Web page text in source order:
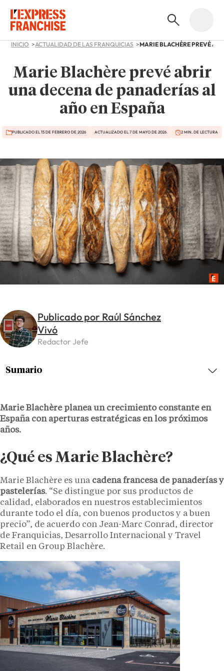
INICIO ACTUALIDAD DE LAS FRANQUICIAS
Marie Blachère prevé abrir
una decena de panaderías al
año en España
PUBLICADO EL 15 DE FEBRERO DE 2026 ACTUALIZADO EL 7 DE MAYO DE 2026 2 MIN. DE LECTURA
Publicado por Raúl Sánchez
Vivó
Redactor Jefe
Marie Blachère planea un crecimiento constante en
España con aperturas estratégicas en los próximos
años.
¿Qué es Marie Blachère?
Marie Blachère es una cadena francesa de panaderías y
pastelerías. “Se distingue por sus productos de
calidad, elaborados en nuestros establecimientos
durante todo el día, con buenos productos y a buen
precio”, de acuerdo con Jean-Marc Conrad, director
de Franquicias, Desarrollo Internacional y Travel
Retail en Group Blachère.
Sumario